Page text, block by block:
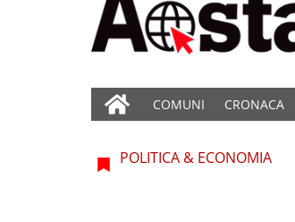
COMUNI CRONACA
POLITICA & ECONOMIA